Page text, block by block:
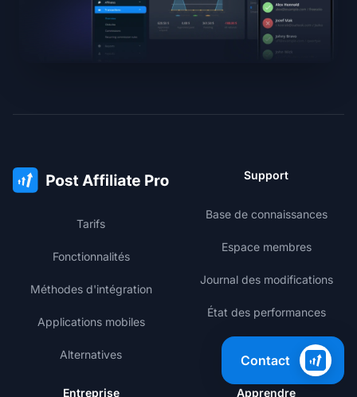
Tarifs
Fonctionnalités
Méthodes d'intégration
Applications mobiles
Alternatives
Support
Base de connaissances
Espace membres
Journal des modifications
État des performances
Entreprise Apprendre
Contact